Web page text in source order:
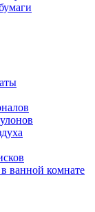
ванной комнате